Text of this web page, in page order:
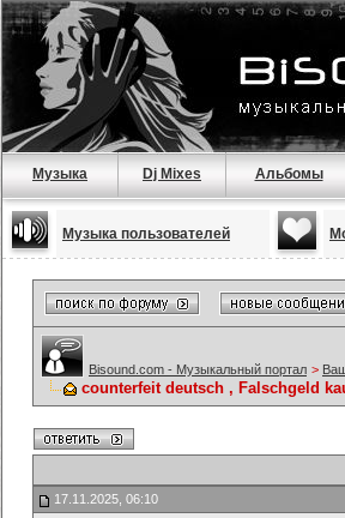
Музыка Dj Mixes Альбомы
Музыка пользователей
Bisound.com - Музыкальный портал >
counterfeit deutsch , Falschgeld
17.11.2025, 06:10